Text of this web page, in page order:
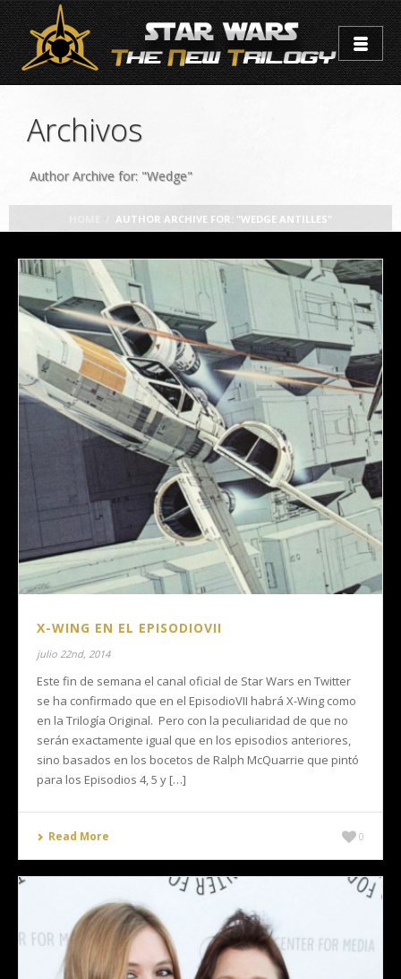
Archivos
Author Archive for: "Wedge"
AUTHOR ARCHIVE FOR: "WEDGE ANTILLES"
X-WING EN EL EPISODIOVII
julio 22nd, 2014
Este fin de semana el canal oficial de Star Wars en Twitter
se ha confirmado que en el EpisodioVII habrá X-Wing como
en la Trilogía Original. Pero con la peculiaridad de que no
serán exactamente igual que en los episodios anteriores,
sino basados en los bocetos de Ralph McQuarrie que pintó
para los Episodios 4, 5 y […]
Read More 0